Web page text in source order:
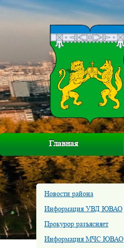
Главная
Новости района
Информация УВД ЮВАО
Прокурор разъясняет
Информация МЧС ЮВАО